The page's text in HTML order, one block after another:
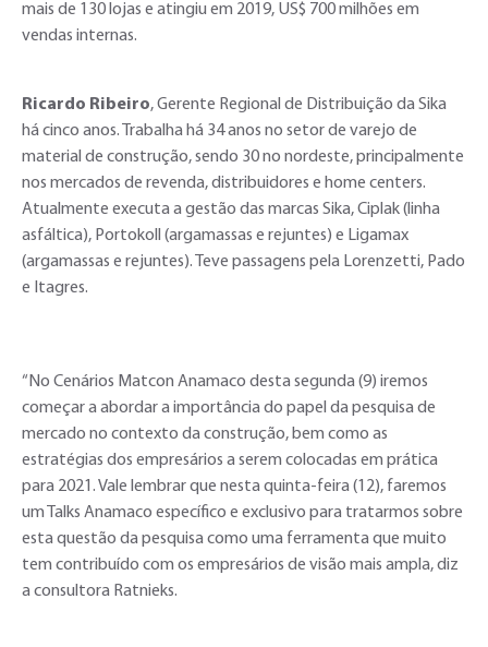
mais de 130 lojas e atingiu em 2019, US$ 700 milhões em
vendas internas.
Ricardo Ribeiro, Gerente Regional de Distribuição da Sika
há cinco anos. Trabalha há 34 anos no setor de varejo de
material de construção, sendo 30 no nordeste, principalmente
nos mercados de revenda, distribuidores e home centers.
Atualmente executa a gestão das marcas Sika, Ciplak (linha
asfáltica), Portokoll (argamassas e rejuntes) e Ligamax
(argamassas e rejuntes). Teve passagens pela Lorenzetti, Pado
e Itagres.
“No Cenários Matcon Anamaco desta segunda (9) iremos
começar a abordar a importância do papel da pesquisa de
mercado no contexto da construção, bem como as
estratégias dos empresários a serem colocadas em prática
para 2021. Vale lembrar que nesta quinta-feira (12), faremos
um Talks Anamaco específico e exclusivo para tratarmos sobre
esta questão da pesquisa como uma ferramenta que muito
tem contribuído com os empresários de visão mais ampla, diz
a consultora Ratnieks.